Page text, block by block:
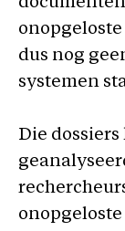
dus nog
systemen
Die